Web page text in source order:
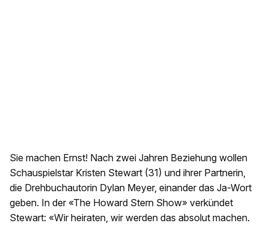
Sie machen Ernst! Nach zwei Jahren Beziehung wollen
Schauspielstar Kristen Stewart (31) und ihrer Partnerin,
die Drehbuchautorin Dylan Meyer, einander das Ja-Wort
geben. In der «The Howard Stern Show» verkündet
Stewart: «Wir heiraten, wir werden das absolut machen.